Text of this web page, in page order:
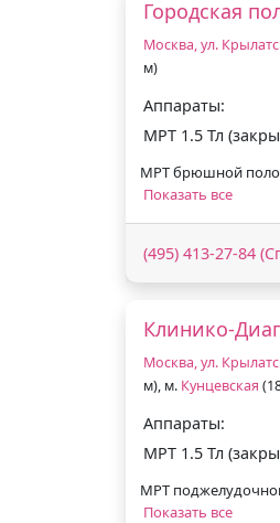
Городская
Москва, ул.
м)
Аппараты:
МРТ 1.5 Тл
МРТ брюшной
Показать все
(495) 413-27-84
Клинико-
Москва, ул.
м), м. Кунцевская
Аппараты:
МРТ 1.5 Тл
МРТ
Показать все